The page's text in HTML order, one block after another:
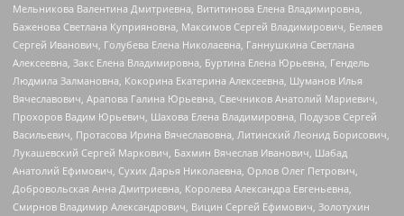
Мельникова Валентина Дмитриевна, Вититинова Елена Владимировна,
Баженова Светлана Куприяновна, Максимов Сергей Владимирович, Беляев
Сергей Иванович, Голубева Елена Николаевна, Ганнушкина Светлана
Алексеевна, Закс Елена Владимировна, Буртина Елена Юрьевна, Гендель
Людмила Залмановна, Кокорина Екатерина Алексеевна, Шуманов Илья
Вячеславович, Арапова Галина Юрьевна, Свечников Анатолий Мариевич,
Прохоров Вадим Юрьевич, Шахова Елена Владимировна, Подузов Сергей
Васильевич, Протасова Ирина Вячеславовна, Литинский Леонид Борисович,
Лукашевский Сергей Маркович, Бахмин Вячеслав Иванович, Шабад
Анатолий Ефимович, Сухих Дарья Николаевна, Орлов Олег Петрович,
Добровольская Анна Дмитриевна, Королева Александра Евгеньевна,
Смирнов Владимир Александрович, Вицин Сергей Ефимович, Золотухин